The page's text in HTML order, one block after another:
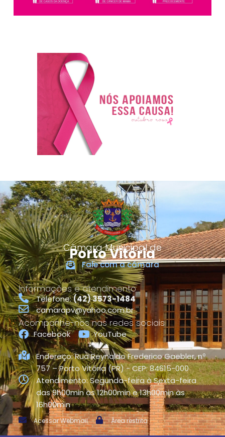
Câmara Municipal de
Porto Vitória
Fale com a câmara
Informações e atendimento
Telefone:(42) 3573-1484
camarapv@yahoo.com.br
Acompanhe-nos nas redes sociais
Facebook YouTube
Endereço: Rua Reynaldo Frederico Gaebler, nº
757 – Porto Vitória (PR) - CEP: 84615-000
Atendimento: Segunda-feira à Sexta-feira
das 9h00min às 12h00min e 13h00min às
16h00min
Acessar Webmail Área restrita